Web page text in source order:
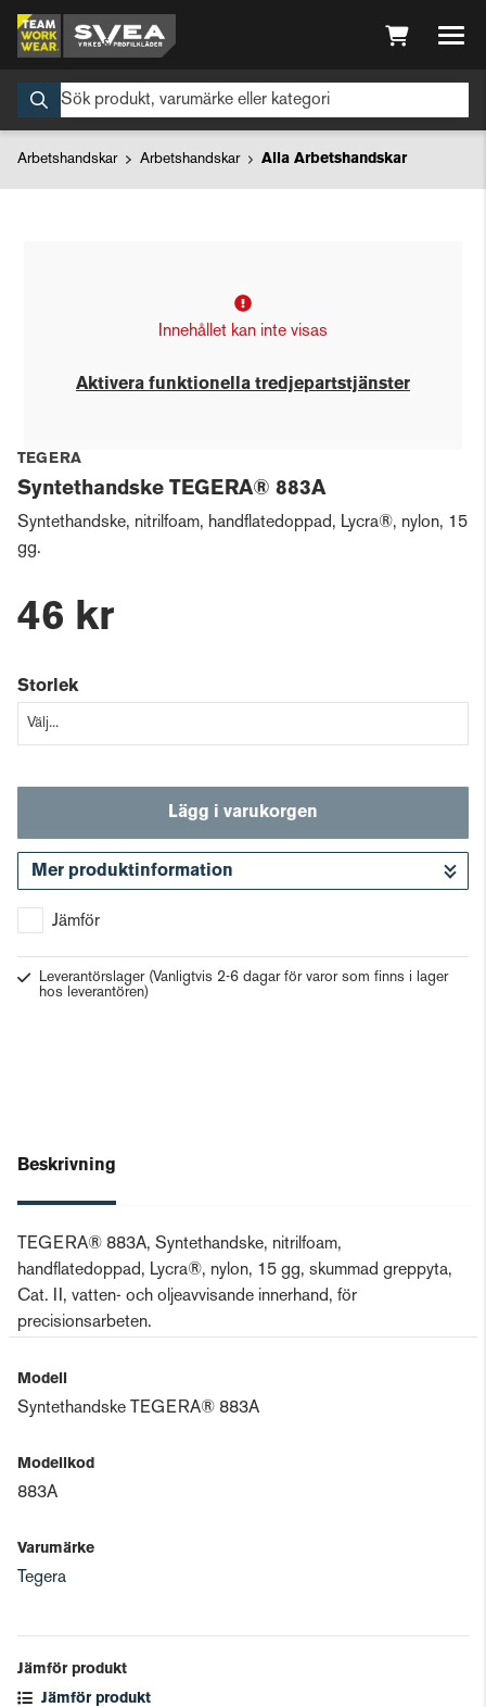
Arbetshandskar Arbetshandskar Alla Arbetshandskar
Innehållet kan inte visas
Aktivera funktionella tredjepartstjänster
TEGERA
Syntethandske TEGERA® 883A
Syntethandske, nitrilfoam, handflatedoppad, Lycra®, nylon, 15
gg.
46 kr
Storlek
Lägg i varukorgen
Mer produktinformation
Jämför
Leverantörslager (Vanligtvis 2-6 dagar för varor som finns i lager
hos leverantören)
Beskrivning
TEGERA® 883A, Syntethandske, nitrilfoam,
handflatedoppad, Lycra®, nylon, 15 gg, skummad greppyta,
Cat. II, vatten- och oljeavvisande innerhand, för
precisionsarbeten.
Modell
Syntethandske TEGERA® 883A
Modellkod
883A
Varumärke
Tegera
Jämför produkt
Jämför produkt